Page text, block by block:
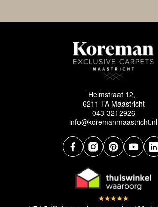
Helmstraat 12,
6211 TA Maastricht
043-3212926
info@koremanmaastricht.nl